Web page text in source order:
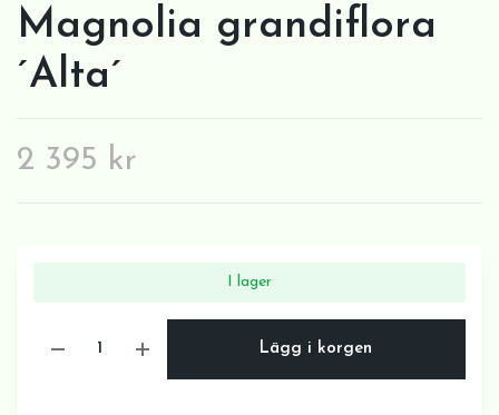
Magnolia grandiflora
´Alta´
2 395 kr
I lager
Lägg i korgen